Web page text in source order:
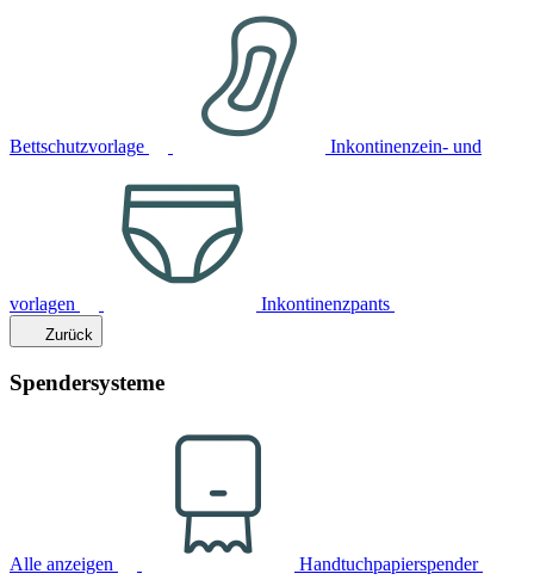
Bettschutzvorlage Inkontinenzein- und
vorlagen Inkontinenzpants
Zurück
Spendersysteme
Alle anzeigen Handtuchpapierspender